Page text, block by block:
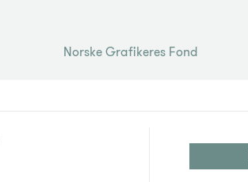
Norske Grafikeres Fond